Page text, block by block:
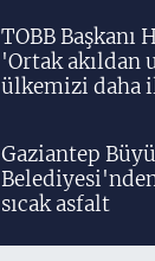
TOBB Başkanı
'Ortak akıldan
ülkemizi daha
Gaziantep
sıcak asfalt